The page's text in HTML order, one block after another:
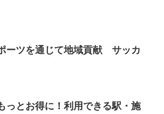
ーツを通じて地域貢献 サッカ
っとお得に！利用できる駅・施